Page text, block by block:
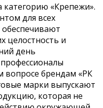
«Крепежи».
для всех
обеспечивают
целостность и
день
вопросе брендам «РК
марки выпускают
которая не